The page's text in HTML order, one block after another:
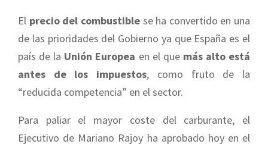
El precio del combustiblese ha convertido en una
de las prioridades del Gobierno ya que España es el
país de la Unión Europea en el que más alto está
antes de los impuestos, como fruto de la
“reducida competencia” en el sector.
Para paliar el mayor coste del carburante, el
Ejecutivo de Mariano Rajoy ha aprobado hoy en el